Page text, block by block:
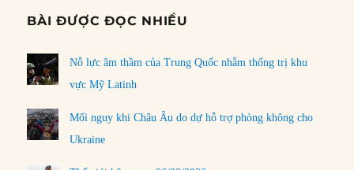
BÀI ĐƯỢC ĐỌC NHIỀU
Nỗ lực âm thầm của Trung Quốc nhằm thống trị khu
vực Mỹ Latinh
Mối nguy khi Châu Âu do dự hỗ trợ phòng không cho
Ukraine